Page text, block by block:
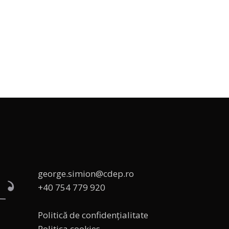
george.simion@cdep.ro
+40 754 779 920
Politică de confidențialitate